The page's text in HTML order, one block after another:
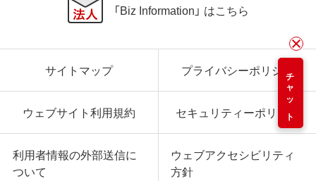
チャット
「Biz Information」 はこちら
サイトマップ プライバシーポリシー
ウェブサイト利用規約 セキュリティーポリシー
利用者情報の外部送信に
ついて
ウェブアクセシビリティ
方針